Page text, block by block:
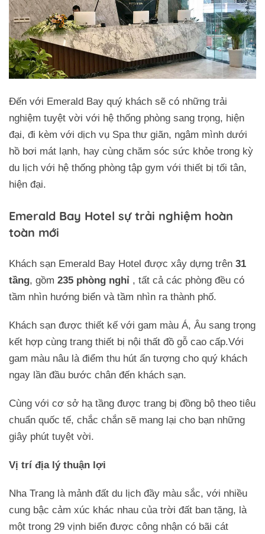
Đến với Emerald Bay quý khách sẽ có những trải
nghiệm tuyệt vời với hệ thống phòng sang trọng, hiện
đại, đi kèm với dịch vụ Spa thư giãn, ngâm mình dưới
hồ bơi mát lạnh, hay cùng chăm sóc sức khỏe trong kỳ
du lịch với hệ thống phòng tập gym với thiết bị tối tân,
hiện đại.
Emerald Bay Hotel sự trải nghiệm hoàn
toàn mới
Khách sạn Emerald Bay Hotel được xây dựng trên 31
tầng, gồm 235 phòng nghỉ , tất cả các phòng đều có
tầm nhìn hướng biển và tầm nhìn ra thành phố.
Khách sạn được thiết kế với gam màu Á, Âu sang trọng
kết hợp cùng trang thiết bị nội thất đồ gỗ cao cấp.Với
gam màu nâu là điểm thu hút ấn tượng cho quý khách
ngay lần đầu bước chân đến khách sạn.
Cùng với cơ sở hạ tầng được trang bị đồng bộ theo tiêu
chuẩn quốc tế, chắc chắn sẽ mang lại cho bạn những
giây phút tuyệt vời.
Vị trí địa lý thuận lợi
Nha Trang là mảnh đất du lịch đầy màu sắc, với nhiều
cung bậc cảm xúc khác nhau của trời đất ban tặng, là
một trong 29 vịnh biển được công nhận có bãi cát